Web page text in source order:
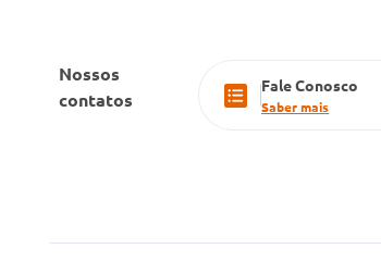
Nossos
contatos
Fale Conosco
Saber mais